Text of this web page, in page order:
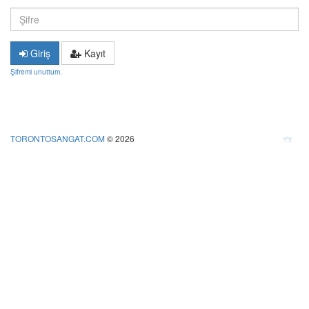
Şifre:
Giriş Kayıt
Şifremi unuttum.
TORONTOSANGAT.COM© 2026